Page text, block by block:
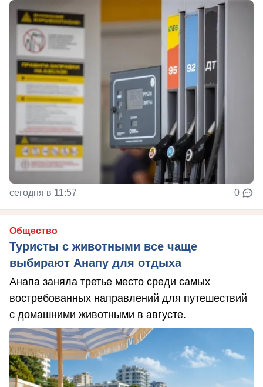
сегодня в 11:57 0
Общество
Туристы с животными все чаще
выбирают Анапу для отдыха
Анапа заняла третье место среди самых
востребованных направлений для путешествий
с домашними животными в августе.